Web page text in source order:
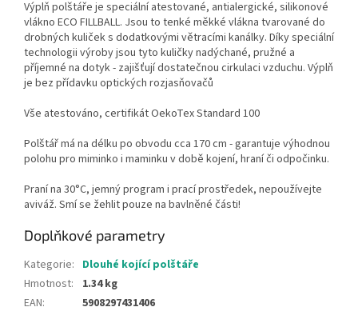
Výplň polštáře je speciální atestované, antialergické, silikonové
vlákno ECO FILLBALL. Jsou to tenké měkké vlákna tvarované do
drobných kuliček s dodatkovými větracími kanálky. Díky speciální
technologii výroby jsou tyto kuličky nadýchané, pružné a
příjemné na dotyk - zajišťují dostatečnou cirkulaci vzduchu. Výplň
je bez přídavku optických rozjasňovačů
Vše atestováno, certifikát OekoTex Standard 100
Polštář má na délku po obvodu cca 170 cm - garantuje výhodnou
polohu pro miminko i maminku v době kojení, hraní či odpočinku.
Praní na 30°C, jemný program i prací prostředek, nepoužívejte
aviváž. Smí se žehlit pouze na bavlněné části!
Doplňkové parametry
Kategorie: Dlouhé kojící polštáře
Hmotnost:
1.34 kg
EAN: 5908297431406